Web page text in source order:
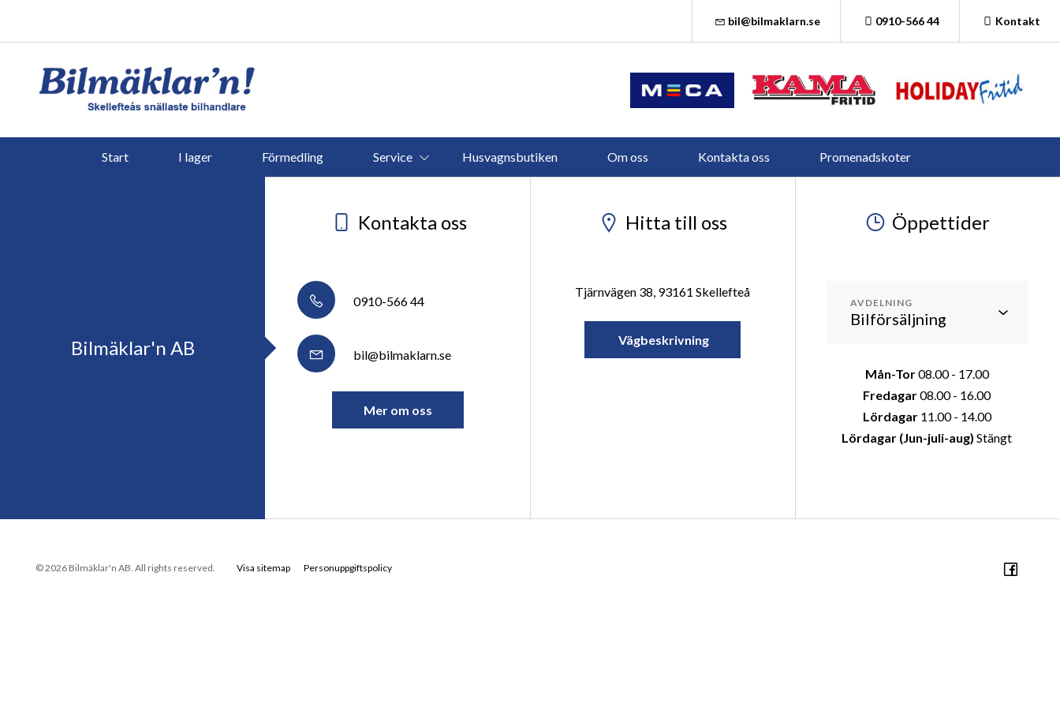
bil@bilmaklarn.se 0910-566 44 Kontakt
Start I lager Förmedling Service Husvagnsbutiken Om oss Kontakta oss Promenadskoter
Bilmäklar'n AB
Kontakta oss
0910-566 44
bil@bilmaklarn.se
Mer om oss
Hitta till oss
Tjärnvägen 38, 93161 Skellefteå
Vägbeskrivning
Öppettider
AVDELNING
Mån-Tor08.00 - 17.00
Fredagar08.00 - 16.00
Lördagar11.00 - 14.00
Lördagar (Jun-juli-aug) Stängt
© 2026 Bilmäklar'n AB. All rights reserved. Visa sitemap Personuppgiftspolicy